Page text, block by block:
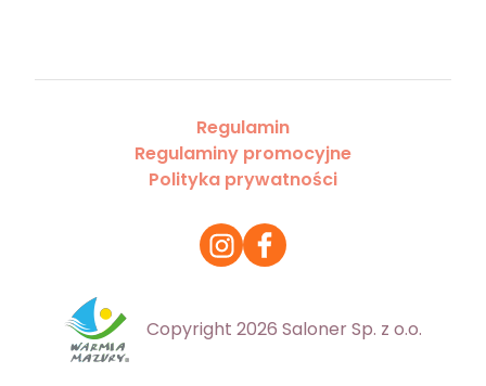
Regulamin
Regulaminy promocyjne
Polityka prywatności
Copyright 2026 Saloner Sp. z o.o.